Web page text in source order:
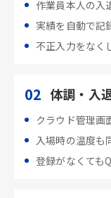
作業員本人の入
実績を自動で記
不正入力をなく
02 体調・入
クラウド管理画
入場時の温度も
登録がなくても